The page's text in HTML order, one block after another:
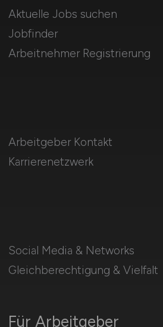
Aktuelle Jobs suchen
Jobfinder
Arbeitnehmer Registrierung
Social Media & Networks
Gleichberechtigung & Vielfalt
Für Arbeitgeber
Arbeitgeber Kontakt
Karrierenetzwerk